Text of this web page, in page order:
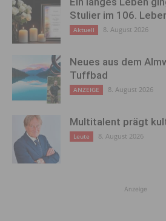
Stulier im 106.
Aktuell 8. August 2026
Neues aus dem
Tuffbad
ANZEIGE 8. August 2026
Multitalent prägt
Leute 8. August 2026
Anzeige